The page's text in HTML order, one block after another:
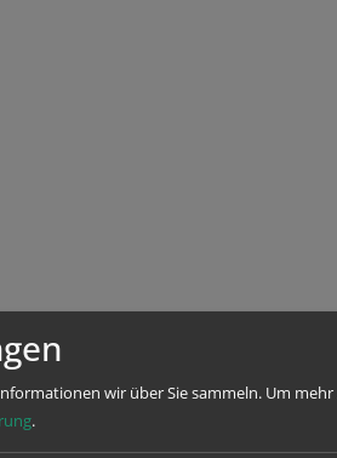
wir über Sie sammeln. Um mehr
.